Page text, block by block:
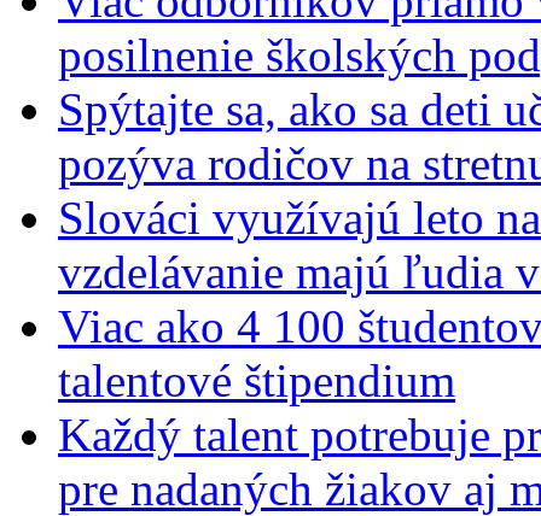
posilnenie školských
Spýtajte sa, ako sa deti
pozýva rodičov na
Slováci využívajú leto
vzdelávanie majú ľudia
Viac ako 4 100
talentové štipendium
Každý talent potrebuje
pre nadaných žiakov aj